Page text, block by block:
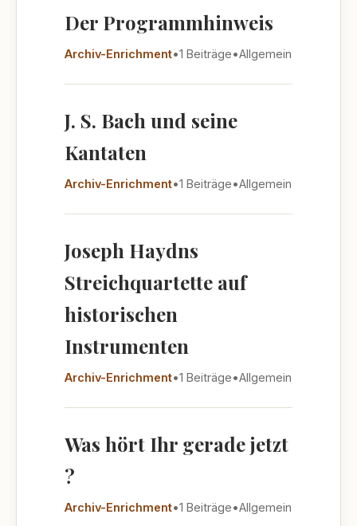
Der Programmhinweis
Archiv-Enrichment•1 Beiträge•Allgemein
J. S. Bach und seine
Kantaten
Archiv-Enrichment•1 Beiträge•Allgemein
Joseph Haydns
Streichquartette auf
historischen
Instrumenten
Archiv-Enrichment•1 Beiträge•Allgemein
Was hört Ihr gerade jetzt
?
Archiv-Enrichment•1 Beiträge•Allgemein